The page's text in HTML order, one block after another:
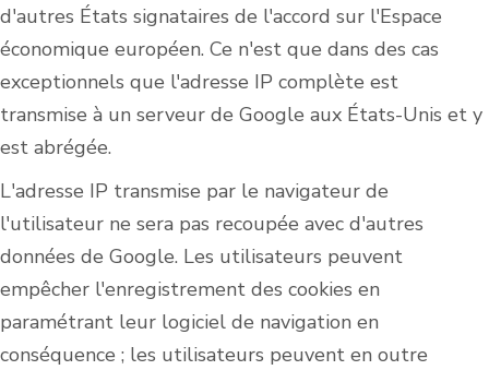
d'autres États signataires de l'accord sur l'Espace
économique européen. Ce n'est que dans des cas
exceptionnels que l'adresse IP complète est
transmise à un serveur de Google aux États-Unis et y
est abrégée.
L'adresse IP transmise par le navigateur de
l'utilisateur ne sera pas recoupée avec d'autres
données de Google. Les utilisateurs peuvent
empêcher l'enregistrement des cookies en
paramétrant leur logiciel de navigation en
conséquence ; les utilisateurs peuvent en outre